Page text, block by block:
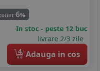
6%
In stoc - peste 12 buc
livrare 2/3 zile
4 Adauga in cos